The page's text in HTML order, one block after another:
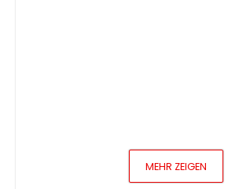
MEHR ZEIGEN